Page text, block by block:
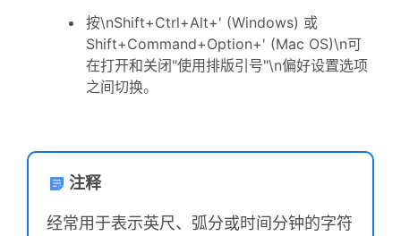
按\nShift+Ctrl+Alt+' (Windows) 或
Shift+Command+Option+' (Mac OS)\n可
在打开和关闭"使用排版引号"\n偏好设置选项
之间切换。
注释
经常用于表示英尺、弧分或时间分钟的字符